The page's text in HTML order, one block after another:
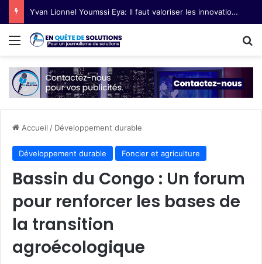
Yvan Lionnel Youmssi Eya: Il faut valoriser les innovations technologiques paysannes
Menu
Accueil / Développement durable
Développement durable Foncier et agriculture
Bassin du Congo : Un forum
pour renforcer les bases de
la transition
agroécologique